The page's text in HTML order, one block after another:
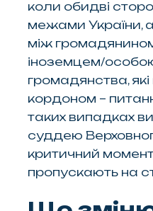
коли обидві
межами України,
між
іноземцем/
громадянства,
кордоном –
таких випадках
суддею
критичний
пропускають на